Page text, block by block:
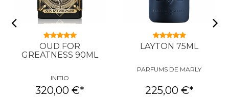
OUD FOR
GREATNESS 90ML
INITIO
320,00 €*
LAYTON 75ML
PARFUMS DE MARLY
225,00 €*